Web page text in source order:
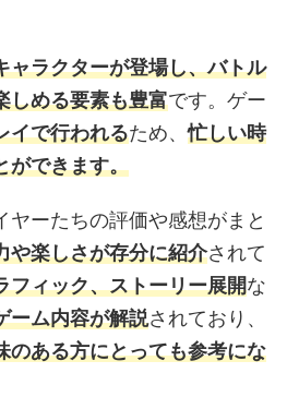
ャラクターが登場し、バトル
しめる要素も豊富です。ゲー
イで行われるため、忙しい時
ができます。
ヤーたちの評価や感想がまと
や楽しさが存分に紹介されて
フィック、ストーリー展開な
ーム内容が解説されており、
のある方にとっても参考にな